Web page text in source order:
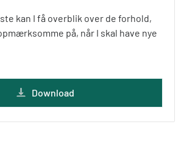
kan I få overblik over de forhold,
på, når I skal have nye
Download